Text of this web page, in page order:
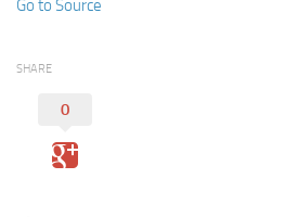
Go to Source
SHARE
0